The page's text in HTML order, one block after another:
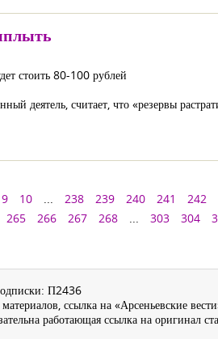
стоить 80-100 рублей
деятель, считает, что «резервы
9 10 ... 238 239 240 241 242
265 266 267 268 ... 303 304
П2436
ссылка на «Арсеньевские
работающая ссылка на оригинал